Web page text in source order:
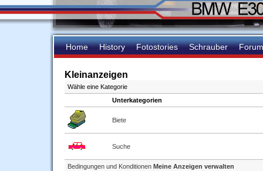
Home History Fotostories Schrauber Forum
Kleinanzeigen
Wähle eine Kategorie
Unterkategorien
Biete
Suche
Bedingungen und Konditionen Meine Anzeigen verwalten